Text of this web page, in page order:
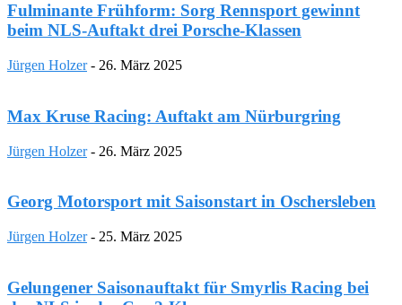
Fulminante Frühform: Sorg Rennsport gewinnt
beim NLS-Auftakt drei Porsche-Klassen
Jürgen Holzer - 26. März 2025
Max Kruse Racing: Auftakt am Nürburgring
Jürgen Holzer - 26. März 2025
Georg Motorsport mit Saisonstart in Oschersleben
Jürgen Holzer - 25. März 2025
Gelungener Saisonauftakt für Smyrlis Racing bei